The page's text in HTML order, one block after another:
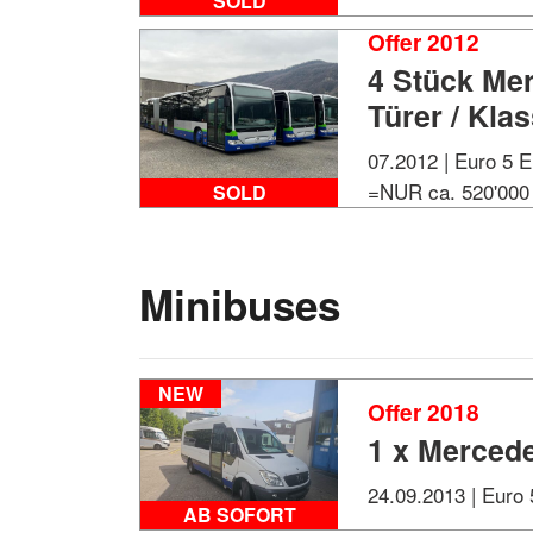
SOLD
Offer 2012
4 Stück
Türer /
07.2012 | Euro 5
=NUR ca.
Minibuses
AB SOFORT
NEW
Offer 2018
1 x
24.09.2013 |